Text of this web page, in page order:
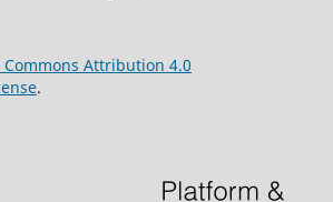
Commons Attribution 4.0
.